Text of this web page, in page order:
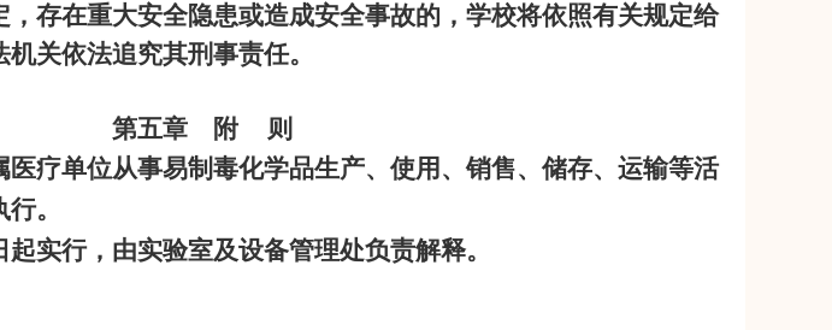
存在重大安全隐患或造成安全事故的，学校将依照有关规定给
关依法追究其刑事责任。
第五章 附
则
疗单位从事易制毒化学品生产、使用、销售、储存、运输等活
。
实行，由实验室及设备管理处负责解释。